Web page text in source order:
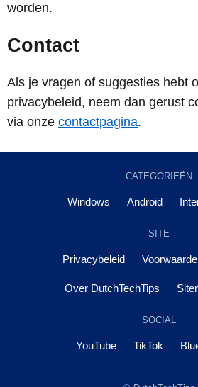
worden.
Contact
Als je vragen of suggesties hebt
privacybeleid, neem dan gerust
via onze contactpagina.
CATEGORIEËN
Windows Android
SITE
Privacybeleid
Over DutchTechTips
SOCIAL
YouTube TikTok